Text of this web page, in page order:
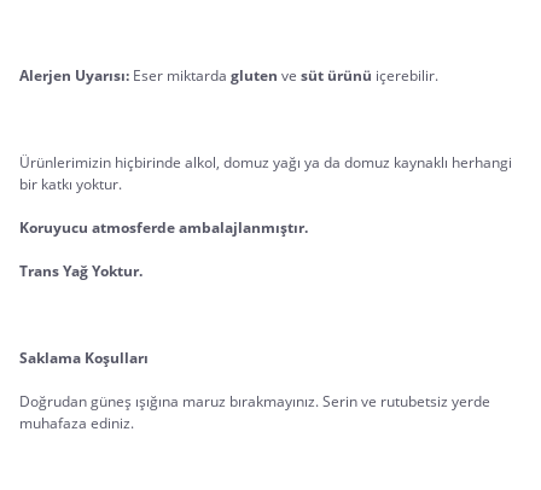
Alerjen Uyarısı: Eser miktarda gluten ve süt ürünü içerebilir.
Ürünlerimizin hiçbirinde alkol, domuz yağı ya da domuz kaynaklı herhangi
bir katkı yoktur.
Koruyucu atmosferde ambalajlanmıştır.
Trans Yağ Yoktur.
Saklama Koşulları
Doğrudan güneş ışığına maruz bırakmayınız. Serin ve rutubetsiz yerde
muhafaza ediniz.